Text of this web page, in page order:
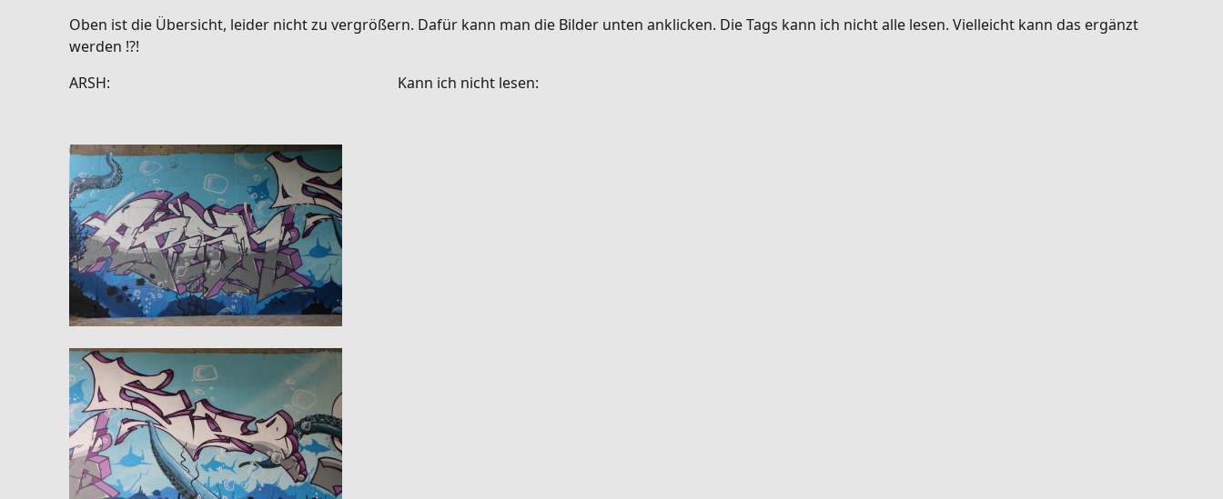
Oben ist die Übersicht, leider nicht zu vergrößern. Dafür kann man die Bilder unten anklicken. Die Tags kann ich nicht alle lesen. Vielleicht kann das ergänzt
werden !?!
ARSH: Kann ich nicht lesen: